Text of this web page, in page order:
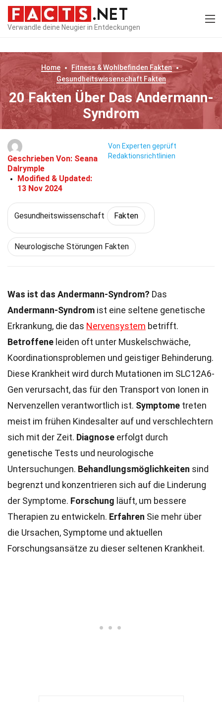
Verwandle deine Neugier in Entdeckungen
Home Fitness & Wohlbefinden Fakten
Gesundheitswissenschaft Fakten
20 Fakten Über Das Andermann-
Syndrom
Geschrieben Von: Seana
Dalrymple
Modified & Updated:
13 Nov 2024
Von Experten geprüft
Redaktionsrichtlinien
Gesundheitswissenschaft Fakten
Neurologische Störungen Fakten
Was ist das Andermann-Syndrom? Das
Andermann-Syndrom ist eine seltene genetische
Erkrankung, die das Nervensystem betrifft.
Betroffene leiden oft unter Muskelschwäche,
Koordinationsproblemen und geistiger Behinderung.
Diese Krankheit wird durch Mutationen im SLC12A6-
Gen verursacht, das für den Transport von Ionen in
Nervenzellen verantwortlich ist. Symptome treten
meist im frühen Kindesalter auf und verschlechtern
sich mit der Zeit. Diagnose erfolgt durch
genetische Tests und neurologische
Untersuchungen. Behandlungsmöglichkeiten sind
begrenzt und konzentrieren sich auf die Linderung
der Symptome. Forschung läuft, um bessere
Therapien zu entwickeln. Erfahren Sie mehr über
die Ursachen, Symptome und aktuellen
Forschungsansätze zu dieser seltenen Krankheit.